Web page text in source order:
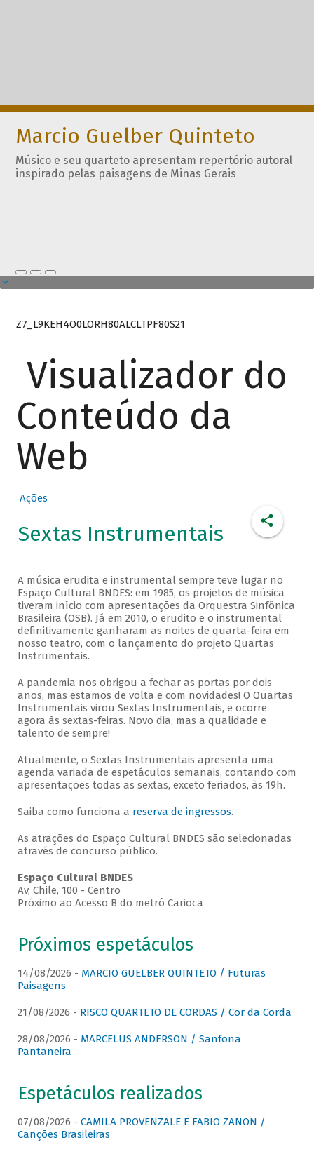
Marcio Guelber Quinteto
Músico e seu quarteto apresentam repertório autoral
inspirado pelas paisagens de Minas Gerais
Z7_L9KEH4O0LORH80ALCLTPF80S21
Visualizador do
Conteúdo da
Web
Ações
Sextas Instrumentais
A música erudita e instrumental sempre teve lugar no
Espaço Cultural BNDES: em 1985, os projetos de música
tiveram início com apresentações da Orquestra Sinfônica
Brasileira (OSB). Já em 2010, o erudito e o instrumental
definitivamente ganharam as noites de quarta-feira em
nosso teatro, com o lançamento do projeto Quartas
Instrumentais.
A pandemia nos obrigou a fechar as portas por dois
anos, mas estamos de volta e com novidades! O Quartas
Instrumentais virou Sextas Instrumentais, e ocorre
agora às sextas-feiras. Novo dia, mas a qualidade e
talento de sempre!
Atualmente, o Sextas Instrumentais apresenta uma
agenda variada de espetáculos semanais, contando com
apresentações todas as sextas, exceto feriados, às 19h.
Saiba como funciona a reserva de ingressos.
As atrações do Espaço Cultural BNDES são selecionadas
através de concurso público.
Espaço Cultural BNDES
Av, Chile, 100 - Centro
Próximo ao Acesso B do metrô Carioca
Próximos espetáculos
14/08/2026 - MARCIO GUELBER QUINTETO / Futuras
Paisagens
21/08/2026 - RISCO QUARTETO DE CORDAS / Cor da Corda
28/08/2026 - MARCELUS ANDERSON / Sanfona
Pantaneira
Espetáculos realizados
07/08/2026 - CAMILA PROVENZALE E FABIO ZANON /
Canções Brasileiras